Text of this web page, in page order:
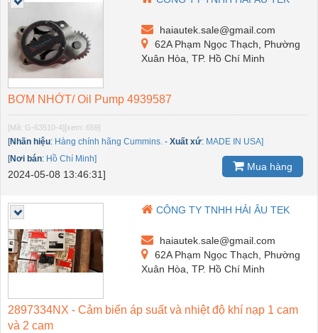
haiautek.sale@gmail.com
62A Phạm Ngọc Thạch, Phường
Xuân Hòa, TP. Hồ Chí Minh
BƠM NHỚT/ Oil Pump 4939587
[Mã: G-63510-4][xem: 659]
[Nhãn hiệu: Hàng chính hãng Cummins. - Xuất xứ: MADE IN USA]
[Nơi bán: Hồ Chí Minh]
2024-05-08 13:46:31]
Mua hàng
CÔNG TY TNHH HẢI ÂU TEK
haiautek.sale@gmail.com
62A Phạm Ngọc Thạch, Phường
Xuân Hòa, TP. Hồ Chí Minh
2897334NX - Cảm biến áp suất và nhiệt độ khí nạp 1 cam
và 2 cam